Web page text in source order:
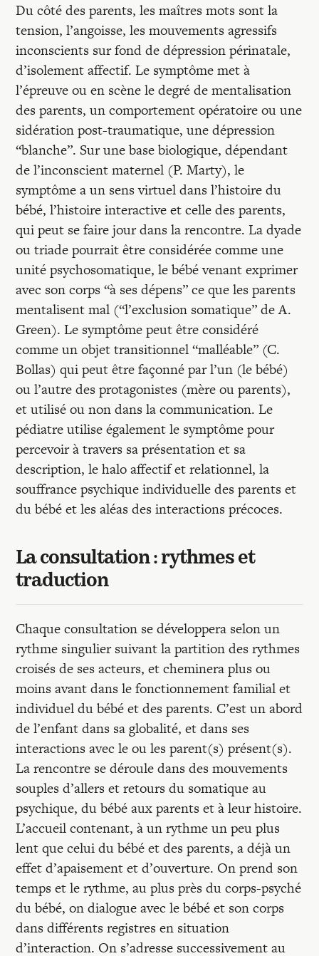
Du côté des parents, les maîtres mots sont la
tension, l’angoisse, les mouvements agressifs
inconscients sur fond de dépression périnatale,
d’isolement affectif. Le symptôme met à
l’épreuve ou en scène le degré de mentalisation
des parents, un comportement opératoire ou une
sidération post-traumatique, une dépression
“blanche”. Sur une base biologique, dépendant
de l’inconscient maternel (P. Marty), le
symptôme a un sens virtuel dans l’histoire du
bébé, l’histoire interactive et celle des parents,
qui peut se faire jour dans la rencontre. La dyade
ou triade pourrait être considérée comme une
unité psychosomatique, le bébé venant exprimer
avec son corps “à ses dépens” ce que les parents
mentalisent mal (“l’exclusion somatique” de A.
Green). Le symptôme peut être considéré
comme un objet transitionnel “malléable” (C.
Bollas) qui peut être façonné par l’un (le bébé)
ou l’autre des protagonistes (mère ou parents),
et utilisé ou non dans la communication. Le
pédiatre utilise également le symptôme pour
percevoir à travers sa présentation et sa
description, le halo affectif et relationnel, la
souffrance psychique individuelle des parents et
du bébé et les aléas des interactions précoces.
La consultation : rythmes et
traduction
Chaque consultation se développera selon un
rythme singulier suivant la partition des rythmes
croisés de ses acteurs, et cheminera plus ou
moins avant dans le fonctionnement familial et
individuel du bébé et des parents. C’est un abord
de l’enfant dans sa globalité, et dans ses
interactions avec le ou les parent(s) présent(s).
La rencontre se déroule dans des mouvements
souples d’allers et retours du somatique au
psychique, du bébé aux parents et à leur histoire.
L’accueil contenant, à un rythme un peu plus
lent que celui du bébé et des parents, a déjà un
effet d’apaisement et d’ouverture. On prend son
temps et le rythme, au plus près du corps-psyché
du bébé, on dialogue avec le bébé et son corps
dans différents registres en situation
d’interaction. On s’adresse successivement au